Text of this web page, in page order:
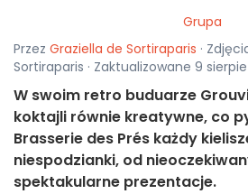
Grupa
Przez Graziella de Sortiraparis ·
Sortiraparis · Zaktualizowane 9
W swoim retro buduarze
koktajli równie kreatywne, co
Brasserie des Prés każdy
niespodzianki, od
spektakularne prezentacje.